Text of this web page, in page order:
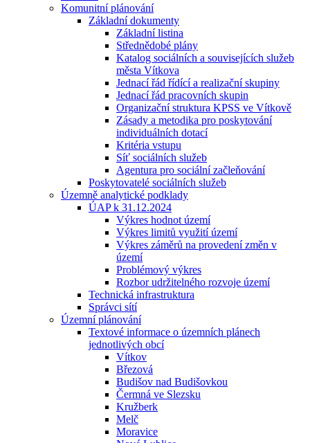
Komunitní plánování
Základní dokumenty
Základní listina
Střednědobé plány
Katalog sociálních a souvisejících služeb
města Vítkova
Jednací řád řídící a realizační skupiny
Jednací řád pracovních skupin
Organizační struktura KPSS ve Vítkově
Zásady a metodika pro poskytování
individuálních dotací
Kritéria vstupu
Síť sociálních služeb
Agentura pro sociální začleňování
Poskytovatelé sociálních služeb
Územně analytické podklady
ÚAP k 31.12.2024
Výkres hodnot území
Výkres limitů využití území
Výkres záměrů na provedení změn v
území
Problémový výkres
Rozbor udržitelného rozvoje území
Technická infrastruktura
Správci sítí
Územní plánování
Textové informace o územních plánech
jednotlivých obcí
Vítkov
Březová
Budišov nad Budišovkou
Čermná ve Slezsku
Kružberk
Melč
Moravice